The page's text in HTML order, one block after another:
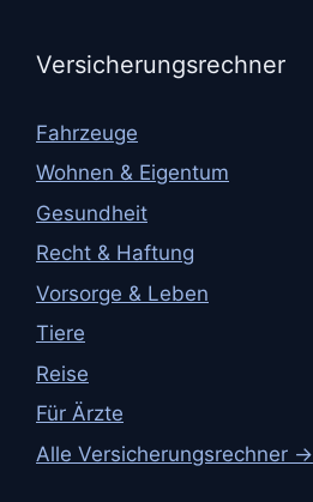
Versicherungsrechner
Fahrzeuge
Wohnen & Eigentum
Gesundheit
Recht & Haftung
Vorsorge & Leben
Tiere
Reise
Für Ärzte
Alle Versicherungsrechner →